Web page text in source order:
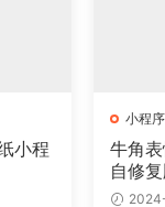
小程
小程序
牛角
自修